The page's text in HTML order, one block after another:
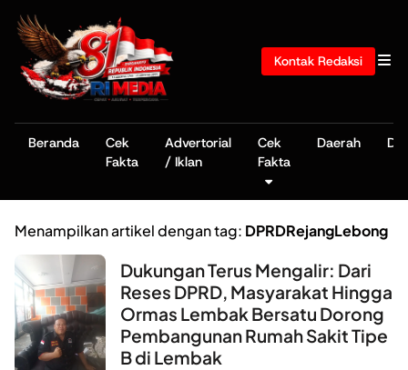
Kontak Redaksi
Beranda
Cek
Fakta
Advertorial
/ Iklan
Cek
Fakta
Daerah
Menampilkan artikel dengan tag: DPRDRejangLebong
Dukungan Terus Mengalir: Dari
Reses DPRD, Masyarakat Hingga
Ormas Lembak Bersatu Dorong
Pembangunan Rumah Sakit Tipe
B di Lembak